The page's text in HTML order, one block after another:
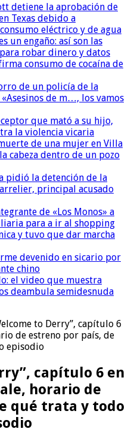
detiene la aprobación de
Texas debido a
eléctrico y de agua
un engaño: así son las
robar dinero y datos
consumo de cocaína de
de un policía de la
de m…, los vamos
que mató a su hijo,
la violencia vicaria
de una mujer en Villa
cabeza dentro de un pozo
pidió la detención de la
principal acusado
de «Los Monos» a
para a ir al shopping
y tuvo que dar marcha
devenido en sicario por
chino
el video que muestra
deambula semidesnuda
to Derry”, capítulo 6
de estreno por país, de
episodio
capítulo 6 en
horario de
qué trata y todo